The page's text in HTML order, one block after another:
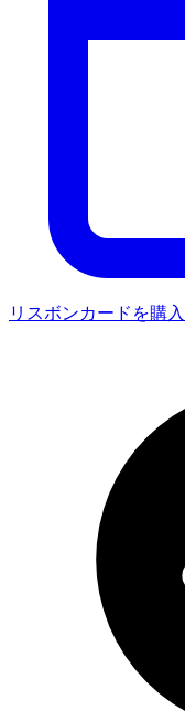
リスボンカードを購入